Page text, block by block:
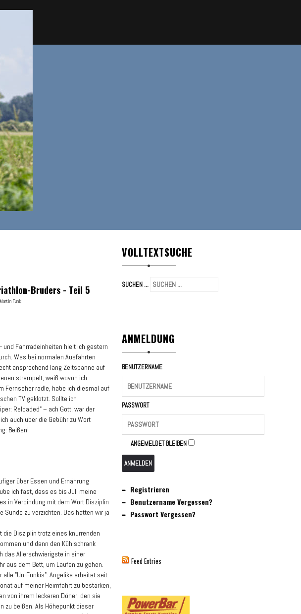
Bruders - Teil 5
Martin Funk
Fahrradeinheiten hielt ich gestern
Was bei normalen Ausfahrten
ansprechend lang Zeitspanne auf
strampelt, weiß wovon ich
Fernseher radle, habe ich diesmal auf
TV geklotzt. Sollte ich
Reloaded" – ach Gott, war der
auch über die Gebühr zu Wort
Beißen!
über Essen und Ernährung
ich fast, dass es bis Juli meine
in Verbindung mit dem Wort Disziplin
Sünde zu verzichten. Das hatten wir ja
Disziplin trotz eines knurrenden
und dann den Kühlschrank
das Allerschwierigste in einer
aus dem Bett, um Laufen zu gehen.
"Un-Funkis": Angelika arbeitet seit
auf meiner Heimfahrt zu bestärken,
von ihrem leckeren Döner, den sie
zu beißen. Als Höhepunkt dieser
VOLLTEXTSUCHE
SUCHEN ...
ANMELDUNG
BENUTZERNAME
PASSWORT
ANGEMELDET BLEIBEN
ANMELDEN
Registrieren
Benutzername Vergessen?
Passwort Vergessen?
Feed Entries